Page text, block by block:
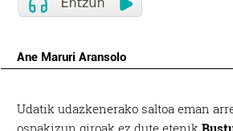
Ane Maruri Aransolo
Udatik udazkenerako saltoa eman